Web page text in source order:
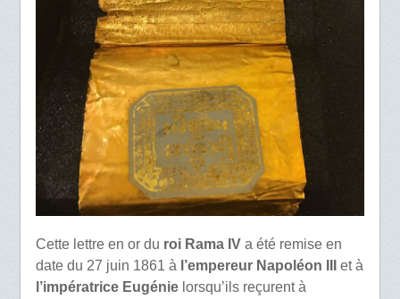
Cette lettre en or du roi Rama IVa été remise en
date du 27 juin 1861 à l’empereur Napoléon III
et à
l’impératrice Eugénielorsqu’ils reçurent à